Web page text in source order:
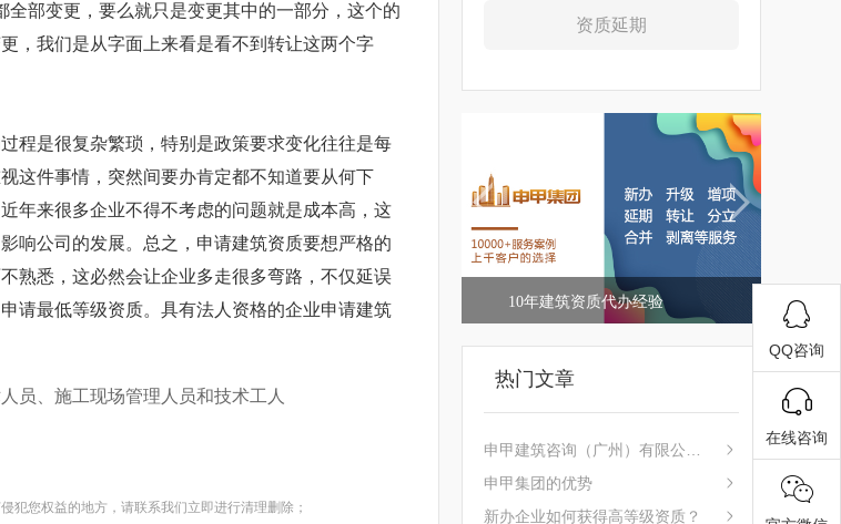
资质延期
10年建筑资质代办经验
热门文章
申甲集团的优势
新办企业如何获得高等级资质？
部变更，要么就只是变更其中的一部分，这个的
，我们是从字面上来看是看不到转让这两个字
程是很复杂繁琐，特别是政策要求变化往往是每
这件事情，突然间要办肯定都不知道要从何下
年来很多企业不得不考虑的问题就是成本高，这
响公司的发展。总之，申请建筑资质要想严格的
熟悉，这必然会让企业多走很多弯路，不仅延误
请最低等级资质。具有法人资格的企业申请建筑
员、施工现场管理人员和技术工人
犯您权益的地方，请联系我们立即进行清理删除；
QQ咨询
在线咨询